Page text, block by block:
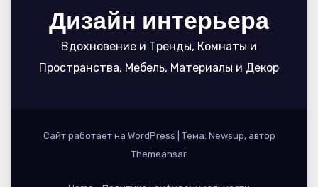
Дизайн интерьера
Вдохновение и Тренды, Комнаты и
Пространства, Мебель, Материалы и Декор
Сайт работает на WordPress
Тема: Newsup, автор
Themeansar